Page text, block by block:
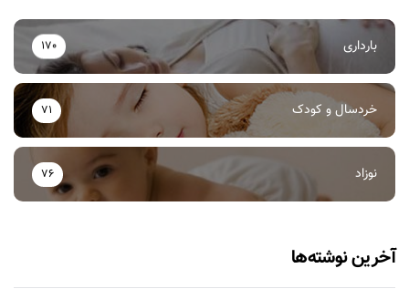
بارداری 170
خردسال و کودک 71
نوزاد 76
آخرین نوشته‌ها